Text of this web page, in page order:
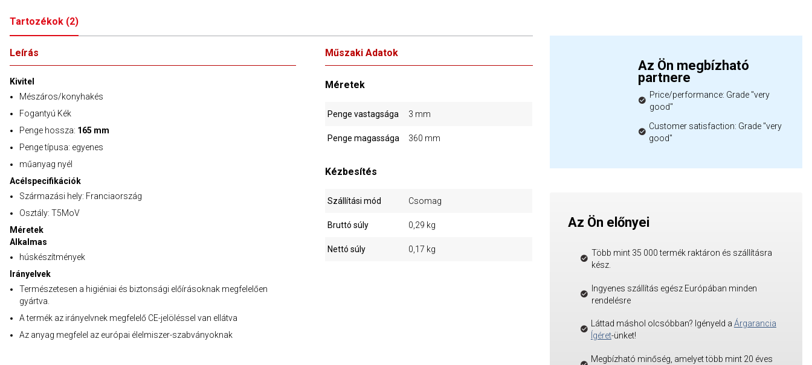
Tartozékok (2)
Leírás
Kivitel
Mészáros/konyhakés
Fogantyú Kék
Penge hossza: 165 mm
Penge típusa: egyenes
műanyag nyél
Acélspecifikációk
Származási hely: Franciaország
Osztály: T5MoV
Méretek
Alkalmas
húskészítmények
Irányelvek
Természetesen a higiéniai és biztonsági előírásoknak megfelelően
gyártva.
A termék az irányelvnek megfelelő CE-jelöléssel van ellátva
Az anyag megfelel az európai élelmiszer-szabványoknak
Műszaki Adatok
Méretek
Penge vastagsága 3 mm
Penge magassága 360 mm
Kézbesítés
Szállítási mód Csomag
Bruttó súly 0,29 kg
Nettó súly 0,17 kg
Az Ön megbízható
partnere
Price/performance: Grade "very
good"
Customer satisfaction: Grade "very
good"
Az Ön előnyei
Több mint 35 000 termék raktáron és szállításra
kész.
Ingyenes szállítás egész Európában minden
rendelésre
Láttad máshol olcsóbban? Igényeld a Árgarancia
Ígéret-ünket!
Megbízható minőség, amelyet több mint 20 éves